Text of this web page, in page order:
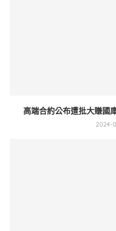
高端合約公布遭批大賺
2024-